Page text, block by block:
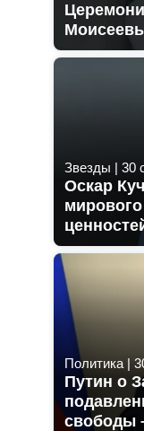
Звезды | 30
Оскар
Политика |
Путин о
свободы